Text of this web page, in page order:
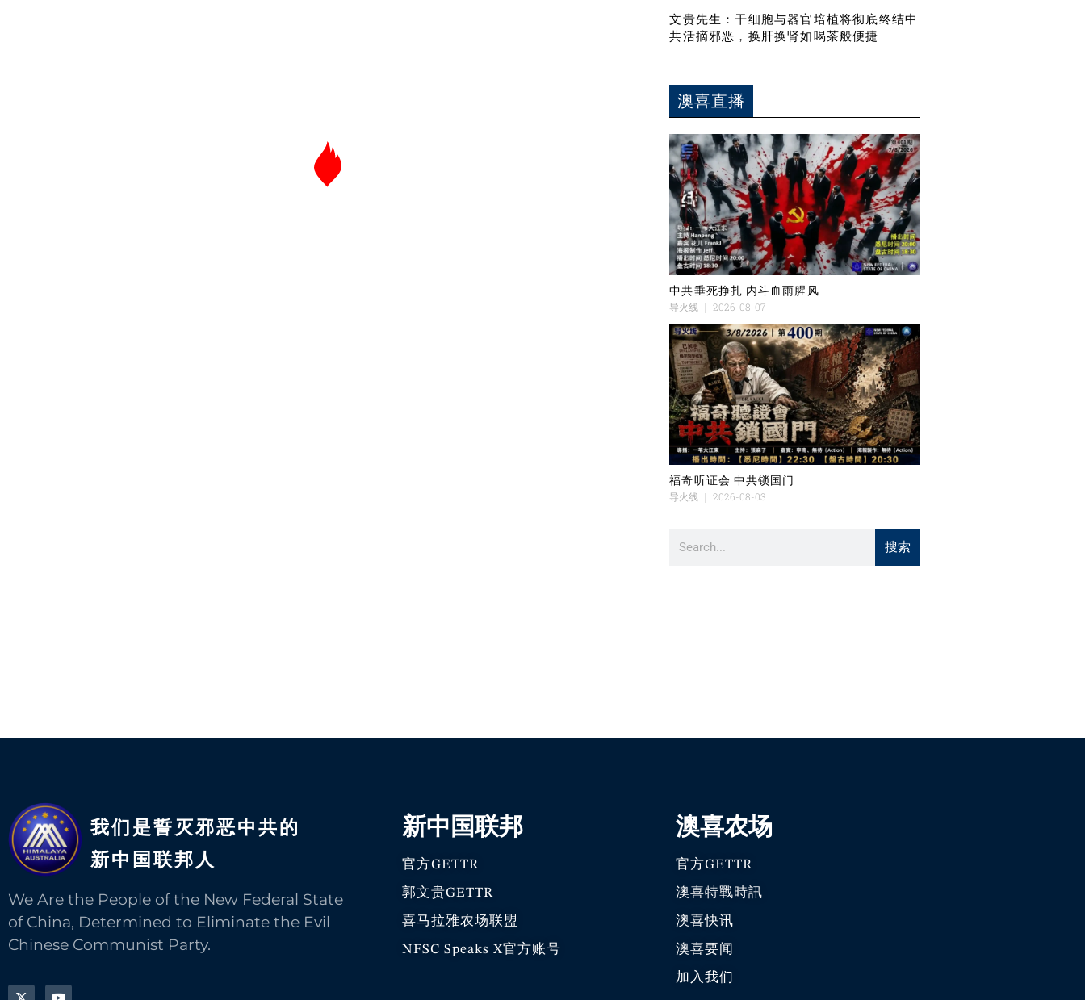
文贵先生：干细胞与器官培植将彻底终结中
共活摘邪恶，换肝换肾如喝茶般便捷
澳喜直播
中共垂死挣扎 内斗血雨腥风
导火线
2026-08-07
福奇听证会 中共锁国门
导火线
2026-08-03
搜索
我们是誓灭邪恶中共的
新中国联邦人​
We Are the People of the New Federal State
of China, Determined to Eliminate the Evil
Chinese Communist Party.
新中国联邦
官方GETTR
郭文贵GETTR
喜马拉雅农场联盟
NFSC Speaks X官方账号
澳喜农场
官方GETTR
澳喜特戰時訊
澳喜快讯
澳喜要闻
加入我们